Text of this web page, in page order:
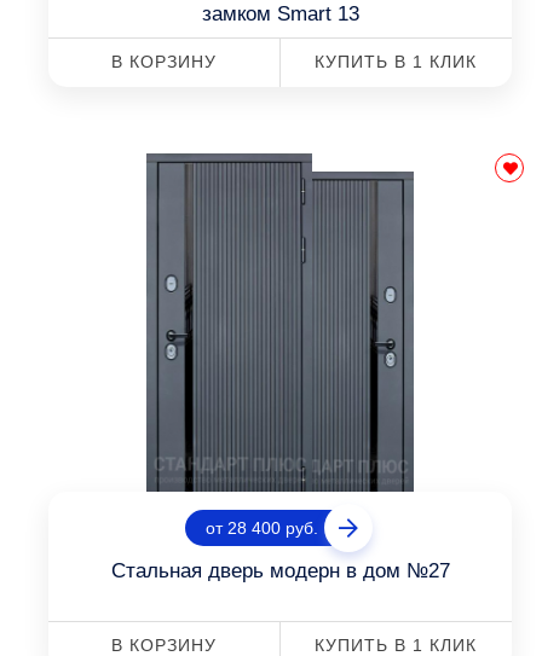
замком Smart 13
В КОРЗИНУ КУПИТЬ В 1 КЛИК
от 28 400 руб.
Стальная дверь модерн в дом №27
В КОРЗИНУ КУПИТЬ В 1 КЛИК